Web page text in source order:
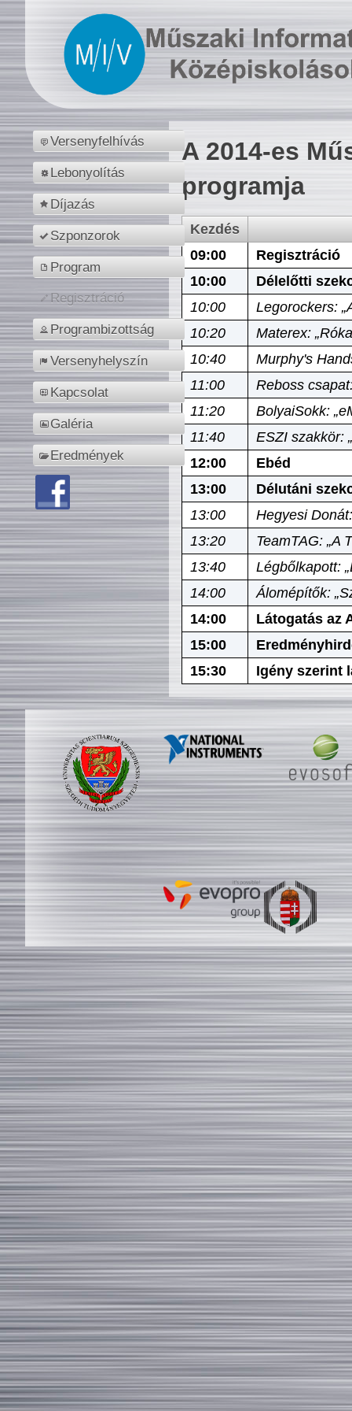
Versenyfelhívás
Lebonyolítás
Díjazás
Szponzorok
Program
Regisztráció
Programbizottság
Versenyhelyszín
Kapcsolat
Galéria
Eredmények
A 2014-es
programja
Kezdés
09:00
Regisztráció
10:00
Délelőtti
10:00
Legorockers:
10:20
Materex:
10:40
Murphy's
11:00
Reboss
11:20
BolyaiSokk:
11:40
ESZI szakkör:
12:00
Ebéd
13:00
Délutáni
13:00
Hegyesi
13:20
TeamTAG: „A
13:40
Légbőlkapott:
14:00
Álomépítők:
14:00
Látogatás az
15:00
15:30
Igény szerint